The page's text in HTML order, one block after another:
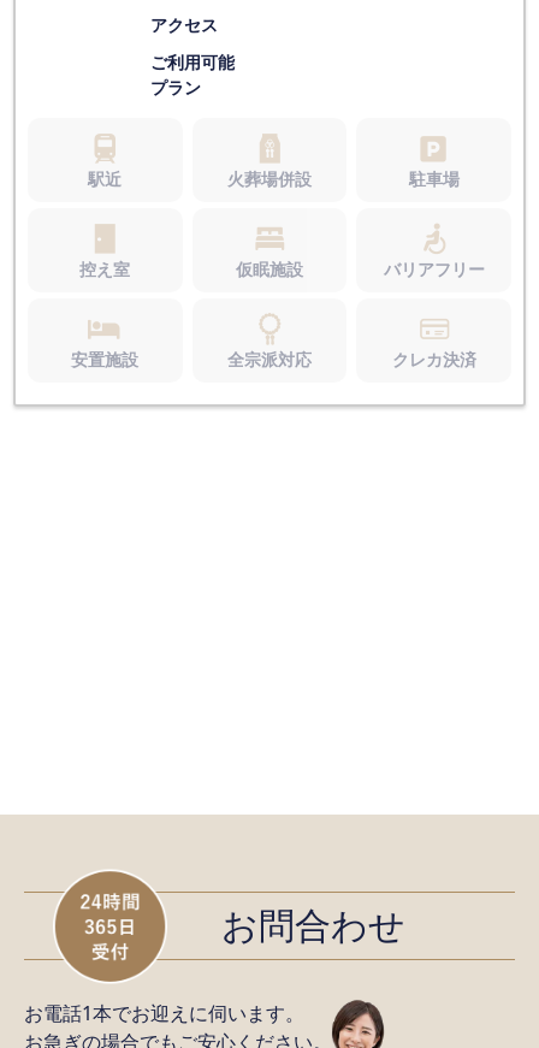
アクセス
ご利用可能
プラン
駅近 火葬場併設 駐車場
控え室 仮眠施設 バリアフリー
安置施設 全宗派対応 クレカ決済
お問合わせ
お電話1本でお迎えに伺います。
お急ぎの場合でもご安心ください。